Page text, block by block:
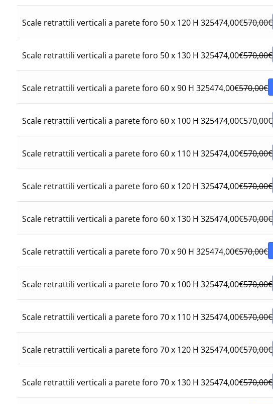
Scale retrattili verticali a parete foro 50 x 120 H 325474,00€570,00€
Scale retrattili verticali a parete foro 50 x 130 H 325474,00€570,00€
Scale retrattili verticali a parete foro 60 x 90 H 325474,00€570,00€
Scale retrattili verticali a parete foro 60 x 100 H 325474,00€570,00€
Scale retrattili verticali a parete foro 60 x 110 H 325474,00€570,00€
Scale retrattili verticali a parete foro 60 x 120 H 325474,00€570,00€
Scale retrattili verticali a parete foro 60 x 130 H 325474,00€570,00€
Scale retrattili verticali a parete foro 70 x 90 H 325474,00€570,00€
Scale retrattili verticali a parete foro 70 x 100 H 325474,00€570,00€
Scale retrattili verticali a parete foro 70 x 110 H 325474,00€570,00€
Scale retrattili verticali a parete foro 70 x 120 H 325474,00€570,00€
Scale retrattili verticali a parete foro 70 x 130 H 325474,00€570,00€